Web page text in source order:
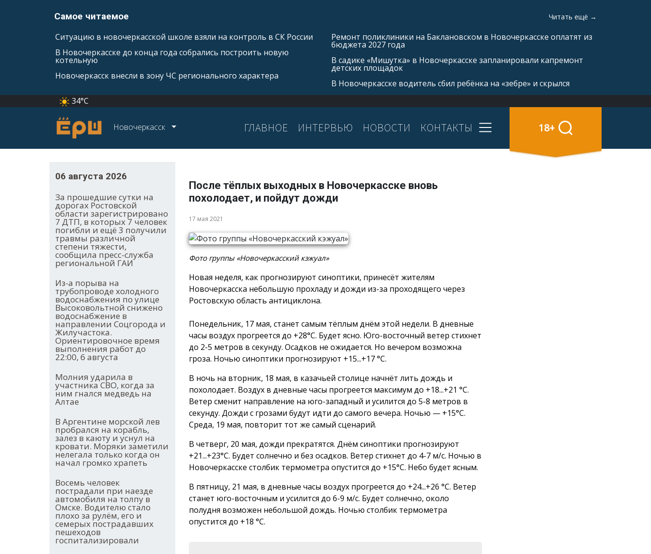
Самое читаемое Читать ещё →
Ситуацию в новочеркасской школе взяли на контроль в СК России
В Новочеркасске до конца года собрались построить новую
котельную
Новочеркасск внесли в зону ЧС регионального характера
Ремонт поликлиники на Баклановском в Новочеркасске оплатят из
бюджета 2027 года
В садике «Мишутка» в Новочеркасске запланировали капремонт
детских площадок
В Новочеркасске водитель сбил ребёнка на «зебре» и скрылся
34°C
Новочеркасск ГЛАВНОЕ ИНТЕРВЬЮ НОВОСТИ КОНТАКТЫ 18+
06 августа 2026
За прошедшие сутки на
дорогах Ростовской
области зарегистрировано
7 ДТП, в которых 7 человек
погибли и ещё 3 получили
травмы различной
степени тяжести,
сообщила пресс-служба
региональной ГАИ
Из-а порыва на
трубопроводе холодного
водоснабжения по улице
Высоковольтной снижено
водоснабжение в
направлении Соцгорода и
Жилучастока.
Ориентировочное время
выполнения работ до
22:00, 6 августа
Молния ударила в
участника СВО, когда за
ним гнался медведь на
Алтае
В Аргентине морской лев
пробрался на корабль,
залез в каюту и уснул на
кровати. Моряки заметили
нелегала только когда он
начал громко храпеть
Восемь человек
пострадали при наезде
автомобиля на толпу в
Омске. Водителю стало
плохо за рулём, его и
семерых пострадавших
пешеходов
госпитализировали
После тёплых выходных в Новочеркасске вновь
похолодает, и пойдут дожди
17 мая 2021
Фото группы «Новочеркасский кэжуал»
Новая неделя, как прогнозируют синоптики, принесёт жителям
Новочеркасска небольшую прохладу и дожди из-за проходящего через
Ростовскую область антициклона.
Понедельник, 17 мая, станет самым тёплым днём этой недели. В дневные
часы воздух прогреется до +28°С. Будет ясно. Юго-восточный ветер стихнет
до 2-5 метров в секунду. Осадков не ожидается. Но вечером возможна
гроза. Ночью синоптики прогнозируют +15...+17 °С.
В ночь на вторник, 18 мая, в казачьей столице начнёт лить дождь и
похолодает. Воздух в дневные часы прогреется максимум до +18...+21 °С.
Ветер сменит направление на юго-западный и усилится до 5-8 метров в
секунду. Дожди с грозами будут идти до самого вечера. Ночью — +15°С.
Среда, 19 мая, повторит тот же самый сценарий.
В четверг, 20 мая, дожди прекратятся. Днём синоптики прогнозируют
+21...+23°С. Будет солнечно и без осадков. Ветер стихнет до 4-7 м/с. Ночью в
Новочеркасске столбик термометра опустится до +15°С. Небо будет ясным.
В пятницу, 21 мая, в дневные часы воздух прогреется до +24...+26 °С. Ветер
станет юго-восточным и усилится до 6-9 м/с. Будет солнечно, около
полудня возможен небольшой дождь. Ночью столбик термометра
опустится до +18 °С.